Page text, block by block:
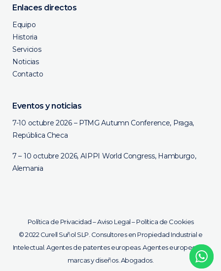
Enlaces directos
Equipo
Historia
Servicios
Noticias
Contacto
Eventos y noticias
7-10 octubre 2026 – PTMG Autumn Conference, Praga,
República Checa
7 – 10 octubre 2026, AIPPI World Congress, Hamburgo,
Alemania
Política de Privacidad–Aviso Legal–Política de Cookies
©2022 Curell Suñol SLP. Consultores en Propiedad Industrial e
Intelectual. Agentes de patentes europeas. Agentes europeos de
marcas y diseños. Abogados.